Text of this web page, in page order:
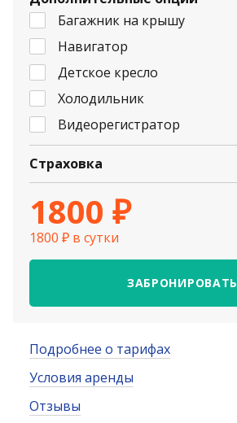
Багажник на крышу
Навигатор
Детское кресло
Холодильник
Видеорегистратор
Страховка
1800 ₽
1800 ₽ в сутки
ЗАБРОНИРОВАТЬ
Подробнее о тарифах
Условия аренды
Отзывы